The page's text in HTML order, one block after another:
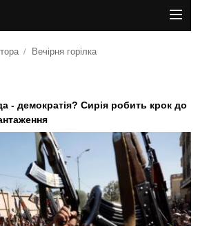
Вечірня горілка
- демократія? Сирія робить крок до